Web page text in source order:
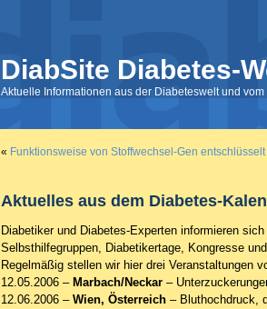
DiabSite Diabetes-
Aktuelle Informationen aus der Diabeteswelt und
« Funktionsweise von Stoffwechsel-Gen entschlüsselt
Aktuelles aus dem Diabetes-
Diabetiker und Diabetes-Experten informieren
Selbsthilfegruppen, Diabetikertage, Kongresse
Regelmäßig stellen wir hier drei Veranstaltungen
12.05.2006 – Marbach/Neckar –
12.06.2006 – Wien, Österreich – Bluthochdruck,